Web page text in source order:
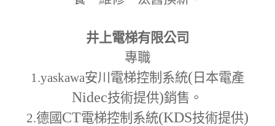
井上電梯有限公司
專職
1.yaskawa安川電梯控制系統( 日本電產
Nidec技術提供)銷售。
2.德國 CT電梯控制系統(KDS技術提供)